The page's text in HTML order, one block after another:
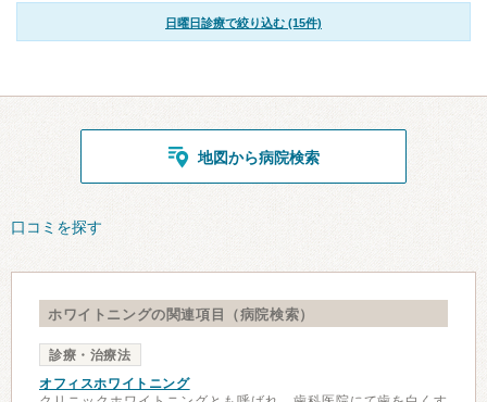
日曜日診療で絞り込む (15件)
地図から病院検索
口コミを探す
ホワイトニングの関連項目（病院検索）
診療・治療法
オフィスホワイトニング